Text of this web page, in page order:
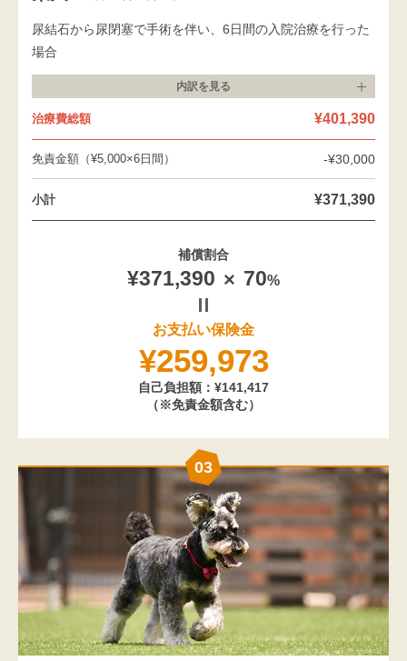
尿結石から尿閉塞で手術を伴い、6日間の入院治療を行った
場合
内訳を 見る
治療費総額 ¥401,390
免責金額（¥5,000×6日間） -¥30,000
小計 ¥371,390
補償割合
¥371,390 70%
お支払い保険金
¥259,973
自己負担額：¥141,417
（※免責金額含む）
03